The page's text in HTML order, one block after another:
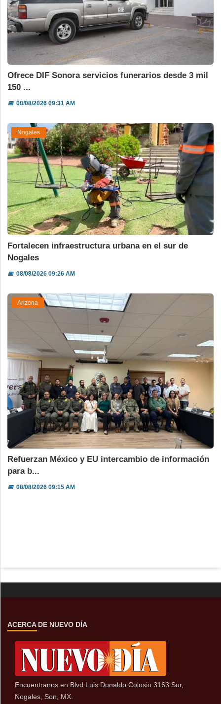
Ofrece DIF Sonora servicios funerarios desde 3 mil
150 ...
📅08/08/2026 09:31 AM
Nogales
Fortalecen infraestructura urbana en el sur de
Nogales
📅08/08/2026 09:26 AM
Arizona
Refuerzan México y EU intercambio de información
para b...
📅08/08/2026 09:15 AM
ACERCA DE NUEVO DÍA
Encuentranos en Blvd Luis Donaldo Colosio 3163 Sur,
Nogales, Son, MX.